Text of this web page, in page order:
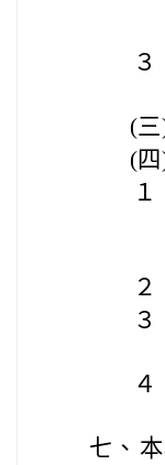
３
(
(
１
２
３
４
七、